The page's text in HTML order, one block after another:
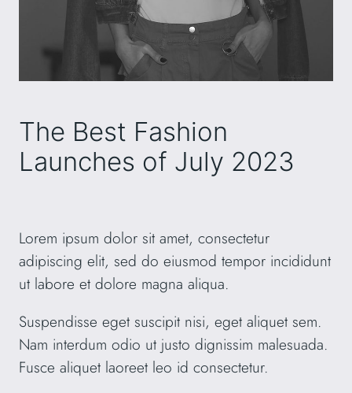
The Best Fashion
Launches of July 2023
Lorem ipsum dolor sit amet, consectetur
adipiscing elit, sed do eiusmod tempor incididunt
ut labore et dolore magna aliqua.
Suspendisse eget suscipit nisi, eget aliquet sem.
Nam interdum odio ut justo dignissim malesuada.
Fusce aliquet laoreet leo id consectetur.